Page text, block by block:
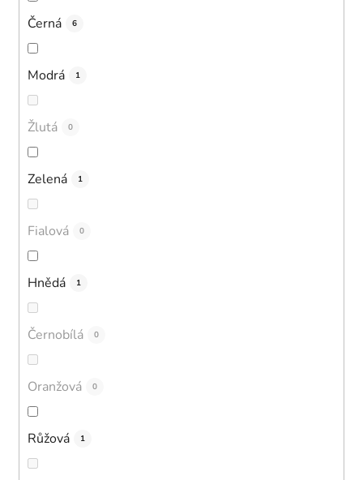
Černá 6
Modrá 1
Žlutá 0
Zelená 1
Fialová 0
Hnědá 1
Černobílá 0
Oranžová 0
Růžová 1